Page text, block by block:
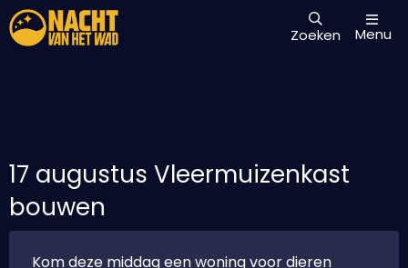
Zoeken Menu
17 augustus Vleermuizenkast
bouwen
Kom deze middag een woning voor dieren